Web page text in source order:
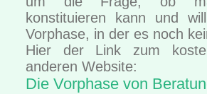
konstituieren kann und
Vorphase, in der es noch
Hier der Link zum
anderen Website:
Die Vorphase von